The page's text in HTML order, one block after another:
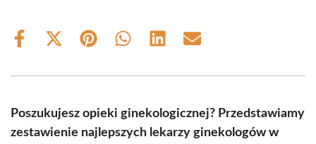
Share
Share
(Twitter)
Share Share Share Share
Poszukujesz opieki ginekologicznej? Przedstawiamy
zestawienie najlepszych lekarzy ginekologów w